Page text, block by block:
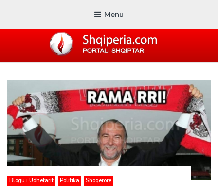
Menu
Blogu i ShqiperiaCom
Blogu i Udhëtarit Politika Shoqerore